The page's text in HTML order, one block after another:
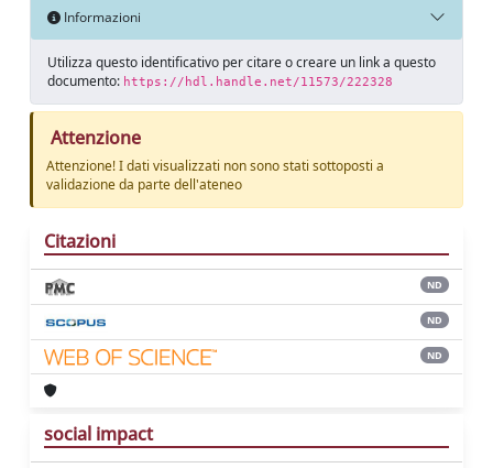
Informazioni
Utilizza questo identificativo per citare o creare un link a questo
documento: https://hdl.handle.net/11573/222328
Attenzione
Attenzione! I dati visualizzati non sono stati sottoposti a
validazione da parte dell'ateneo
Citazioni
ND
ND
ND
social impact